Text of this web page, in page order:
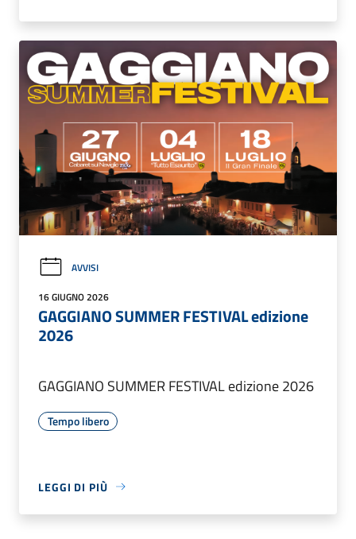
AVVISI
16 GIUGNO 2026
GAGGIANO SUMMER FESTIVAL edizione
2026
GAGGIANO SUMMER FESTIVAL edizione 2026
Tempo libero
LEGGI DI PIÙ